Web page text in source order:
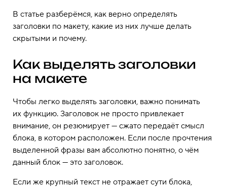
В статье разберёмся, как верно определять
заголовки по макету, какие из них лучше делать
скрытыми и почему.
Как выделять заголовки
на макете
Чтобы легко выделять заголовки, важно понимать
их функцию. Заголовок не просто привлекает
внимание, он резюмирует — сжато передаёт смысл
блока, в котором расположен. Если после прочтения
выделенной фразы вам абсолютно понятно, о чём
данный блок — это заголовок.
Если же крупный текст не отражает сути блока,